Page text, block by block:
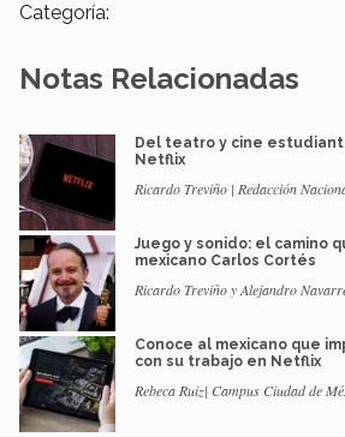
Categoría:
Notas Relacionadas
Del teatro y cine
Netflix
Ricardo Treviño | Redacción
Juego y sonido: el camino
mexicano Carlos Cortés
Ricardo Treviño y Alejandro
Conoce al mexicano que
con su trabajo en Netflix
Rebeca Ruiz| Campus Ciudad de